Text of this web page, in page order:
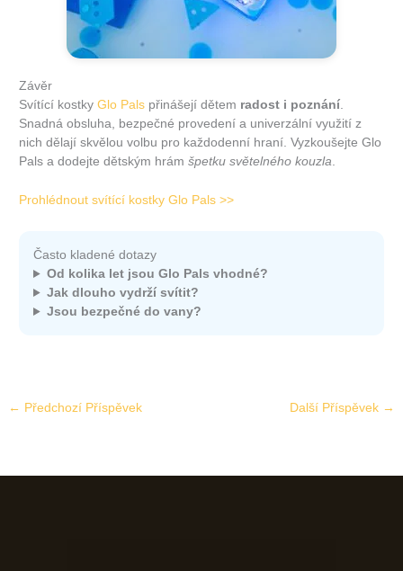
Závěr
Svítící kostkyGlo Pals přinášejí dětem radost i poznání.
Snadná obsluha, bezpečné provedení a univerzální využití z
nich dělají skvělou volbu pro každodenní hraní. Vyzkoušejte Glo
Pals a dodejte dětským hrámšpetku světelného kouzla.
Prohlédnout svítící kostky Glo Pals >>
Často kladené dotazy
Od kolika let jsou Glo Pals vhodné?
Jak dlouho vydrží svítit?
Jsou bezpečné do vany?
← Předchozí Příspěvek Další Příspěvek →